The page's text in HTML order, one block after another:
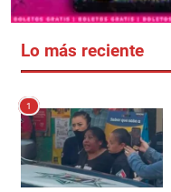
Lo más reciente
1